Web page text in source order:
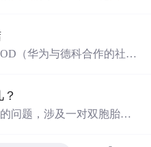
身知识储备很重要，
。（华为与德科合作的社招
程等技术，同时强调了性
OD提供了更多人进入大厂
？
问题，涉及一对双胞胎保